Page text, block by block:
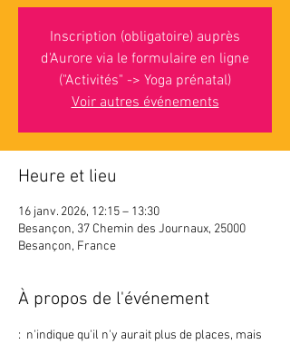
Inscription (obligatoire) auprès
d'Aurore via le formulaire en ligne
("Activités" -> Yoga prénatal)
Voir autres événements
Heure et lieu
16 janv. 2026, 12:15 – 13:30
Besançon, 37 Chemin des Journaux, 25000
Besançon, France
À propos de l'événement
: n'indique qu'il n'y aurait plus de places, mais